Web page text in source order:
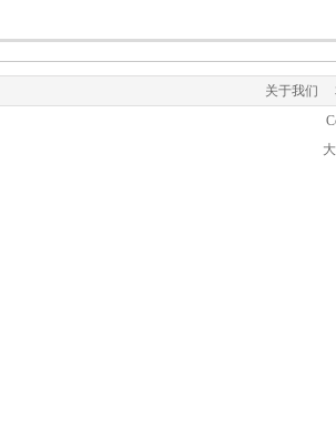
关于我们